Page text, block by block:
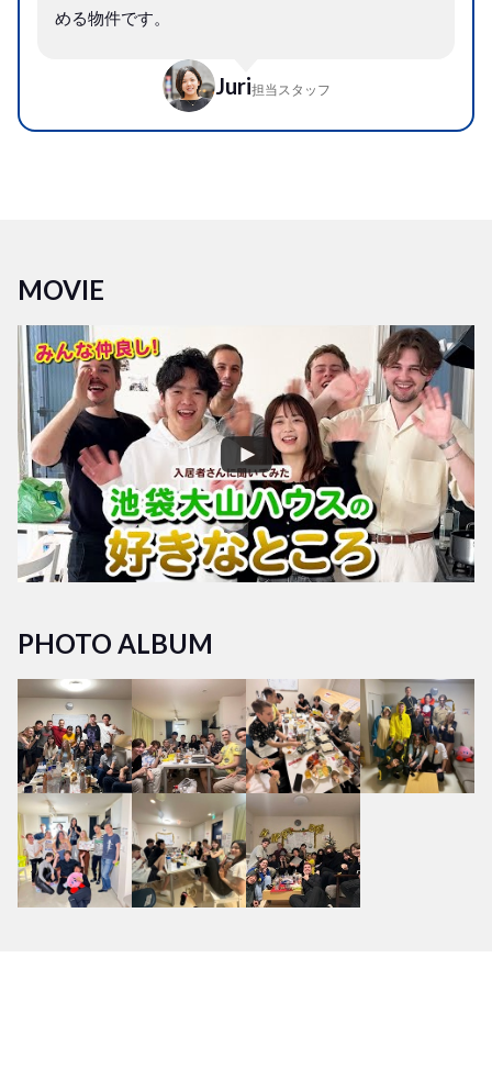
める物件です。
Juri担当スタッフ
MOVIE
PHOTO ALBUM